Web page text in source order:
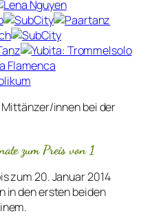
innen bei der
zum Preis von 1
zum 20. Januar 2014
in den ersten beiden